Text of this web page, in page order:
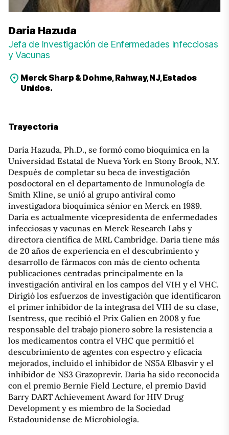
Daria Hazuda
Jefa de Investigación de Enfermedades Infecciosas
y Vacunas
Merck Sharp & Dohme, Rahway, NJ, Estados
Unidos.
Trayectoria
Daria Hazuda, Ph.D., se formó como bioquímica en la
Universidad Estatal de Nueva York en Stony Brook, N.Y.
Después de completar su beca de investigación
posdoctoral en el departamento de Inmunología de
Smith Kline, se unió al grupo antiviral como
investigadora bioquímica sénior en Merck en 1989.
Daria es actualmente vicepresidenta de enfermedades
infecciosas y vacunas en Merck Research Labs y
directora científica de MRL Cambridge. Daria tiene más
de 20 años de experiencia en el descubrimiento y
desarrollo de fármacos con más de ciento ochenta
publicaciones centradas principalmente en la
investigación antiviral en los campos del VIH y el VHC.
Dirigió los esfuerzos de investigación que identificaron
el primer inhibidor de la integrasa del VIH de su clase,
Isentress, que recibió el Prix Galien en 2008 y fue
responsable del trabajo pionero sobre la resistencia a
los medicamentos contra el VHC que permitió el
descubrimiento de agentes con espectro y eficacia
mejorados, incluido el inhibidor de NS5A Elbasvir y el
inhibidor de NS3 Grazoprevir. Daria ha sido reconocida
con el premio Bernie Field Lecture, el premio David
Barry DART Achievement Award for HIV Drug
Development y es miembro de la Sociedad
Estadounidense de Microbiología.